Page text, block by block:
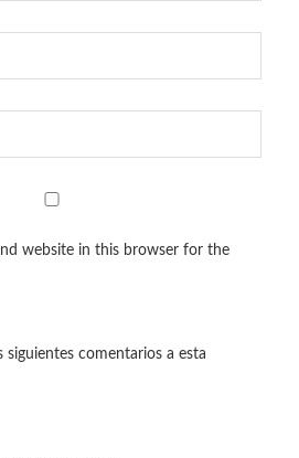
website in this browser for the
siguientes comentarios a esta